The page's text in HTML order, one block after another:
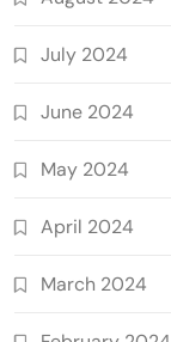
July 2024
June 2024
May 2024
April 2024
March 2024